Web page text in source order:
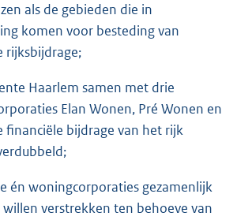
als de gebieden die in
komen voor besteding van
rijksbijdrage;
Haarlem samen met drie
Elan Wonen, Pré Wonen en
financiële bijdrage van het rijk
én woningcorporaties gezamenlijk
willen verstrekken ten behoeve van